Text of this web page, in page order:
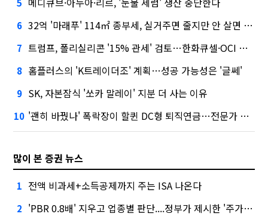
5
6 32억 '마래푸' 114㎡ 종부세, 실거주면 줄지만 안 살면 2.5배
7 트럼프, 폴리실리콘 '15% 관세' 검토…한화큐셀·OCI 영향은?
8 홈플러스의 'K트레이더조' 계획…성공 가능성은 '글쎄'
9 SK, 자본잠식 '쏘카 말레이' 지분 더 사는 이유
10 '괜히 바꿨나' 폭락장이 할퀸 DC형 퇴직연금…전문가 조언은
많이 본 증권 뉴스
1 전액 비과세+소득공제까지 주는 ISA 나온다
2 'PBR 0.8배' 지우고 업종별 판단....정부가 제시한 '주가 누르기' 방지법